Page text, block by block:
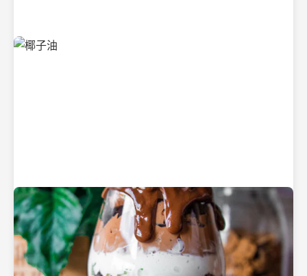
清凉解渴的椰子水
纯净的初榨椰子油